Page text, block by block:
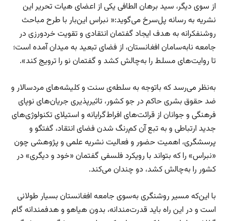
از سوی دیگر، سید برهان الطافی یکی از اعضای هیات تحریر این
نشریه به رسانه پل‌سرخ می‌گوید:« نبراس این‌بار با طرح مباحث
روشنفکرانه به هدف ایجاد گفتمان انتقادی و تقویت خردورزی در
جامعه نابه‌سامان افغانستان، از فضای تبعید به میدان آمده است؛
تا روایت‌های مسلط را به‌چالش کشد و گفتمان نو را ترویج کند».
به‌نظر می‌رسد که باتوجه به سلطه‌ی سنت و کلیشه‌های مردسالار و
ضد حقوق بشری حاکم در جو کشور، تاثیرپذیری جریان‌های نوپای
فرهنگی و جوانان از قرائت‌های افراط‌گرایانه و استیلای تکنولوژی‌های
جدید ارتباطی و به تبع آن کم‌رنگ شدن فضای انتقاد، گفتگو و
پرسشگری، اهمیت حضور و فعالیت نشریه‌ علمی و پژوهشی چون
«نبراس» را که بتواند با رویکرد فلسفی گفتمان «خود و دیگری» در
کشور را به‌چالش کشد، دو چندان می‌کند.
با این‌که مسیر روشنگری به‌سوی جامعه افغانستان بسیار طولانی
است و در این راه باید قدرت‌مندانه، بدون هیاهو و هدفمندانه گام